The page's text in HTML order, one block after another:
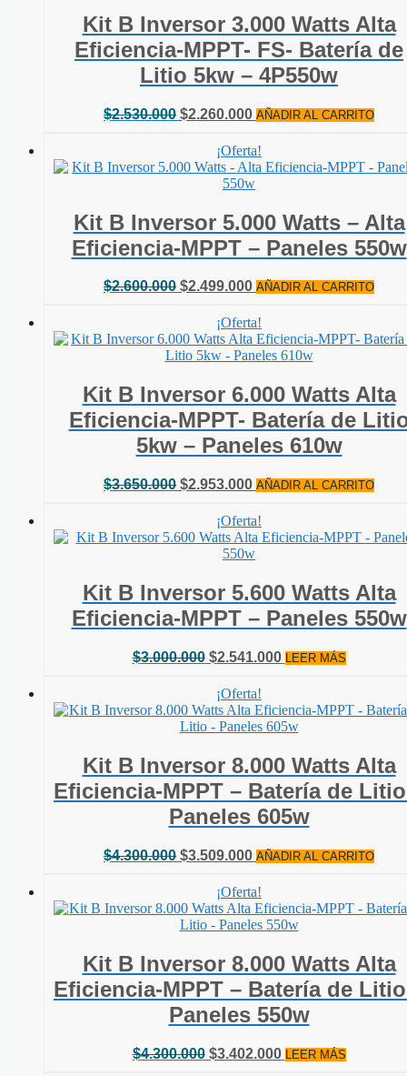
Kit B Inversor 3.000 Watts Alta
Eficiencia-MPPT- FS- Batería de
Litio 5kw – 4P550w
$2.530.000 El
original
era:
$2.530.000.
$2.260.000El
actual
es:
$2.260.000.
AÑADIR AL CARRITO
¡Oferta!
Kit B Inversor 5.000 Watts – Alta
Eficiencia-MPPT – Paneles 550w
$2.600.000 El
original
era:
$2.600.000.
$2.499.000El
actual
es:
$2.499.000.
AÑADIR AL CARRITO
¡Oferta!
Kit B Inversor 6.000 Watts Alta
Eficiencia-MPPT- Batería de
5kw – Paneles 610w
$3.650.000 El
original
era:
$3.650.000.
$2.953.000El
actual
es:
$2.953.000.
AÑADIR AL CARRITO
¡Oferta!
Kit B Inversor 5.600 Watts Alta
Eficiencia-MPPT – Paneles 550w
$3.000.000 El
original
era:
$3.000.000.
$2.541.000El
es:
$2.541.000.
LEER MÁS
¡Oferta!
Kit B Inversor 8.000 Watts Alta
Eficiencia-MPPT – Batería de
Paneles 605w
$4.300.000 El
original
era:
$4.300.000.
$3.509.000El
actual
es:
$3.509.000.
AÑADIR AL CARRITO
¡Oferta!
Kit B Inversor 8.000 Watts Alta
Eficiencia-MPPT – Batería de
Paneles 550w
$4.300.000 El
$3.402.000ElLEER MÁS